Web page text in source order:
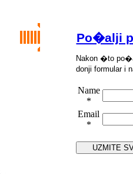
Po�alji
Nakon �to po�
donji formular i
Name
*
Email
*